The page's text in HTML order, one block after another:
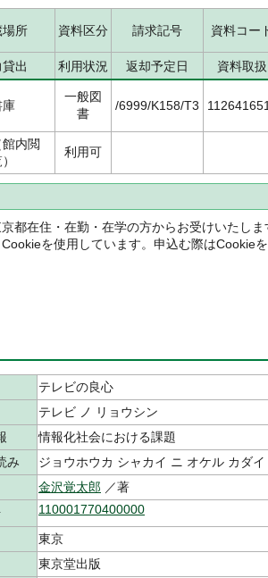
場所 資料区分 請求記号 資料コー
出 利用状況 返却予定日 資料取扱
庫
一般図
書
/6999/K158/T3
内閲
利用可
都在住・在勤・在学の方からお受けいたしま
を使用しています。申込む際はCookie
テレビの良心
テレビ ノ リョウシン
情報化社会における課題
み
ジョウホウカ シャカイ ニ オケル カダイ
金沢覚太郎 ／著
110001770400000
東京
東京堂出版